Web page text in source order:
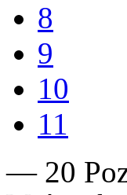
8
9
10
11
— 20